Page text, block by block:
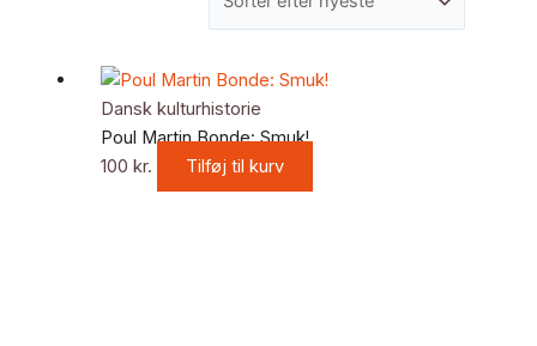
Dansk kulturhistorie
Poul Martin Bonde: Smuk!
100 kr. Tilføj til kurv